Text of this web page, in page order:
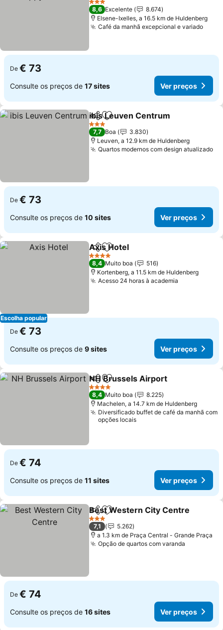
3 Estrelas
8,6 Excelente
8.674
Elsene-Ixelles, a 16.5 km de Huldenberg
Café da manhã excepcional e variado
De € 73
Consulte os preços de 17 sites Ver preços
PartilharAdicionar aos favoritos
ibis Leuven Centrum
3 Estrelas
7,7 Boa
3.830
Leuven, a 12.9 km de Huldenberg
Quartos modernos com design atualizado
De € 73
Consulte os preços de 10 sites Ver preços
Escolha popular
PartilharAdicionar aos favoritos
Axis Hotel
4 Estrelas
8,4 Muito boa
516
Kortenberg, a 11.5 km de Huldenberg
Acesso 24 horas à academia
De € 73
Consulte os preços de 9 sites Ver preços
PartilharAdicionar aos favoritos
NH Brussels Airport
4 Estrelas
8,4 Muito boa
8.225
Machelen, a 14.7 km de Huldenberg
Diversificado buffet de café da manhã com
opções locais
De € 74
Consulte os preços de 11 sites Ver preços
PartilharAdicionar aos favoritos
Best Western City Centre
3 Estrelas
7,1
5.262
a 1.3 km de Praça Central - Grande Praça
Opção de quartos com varanda
De € 74
Consulte os preços de 16 sites Ver preços